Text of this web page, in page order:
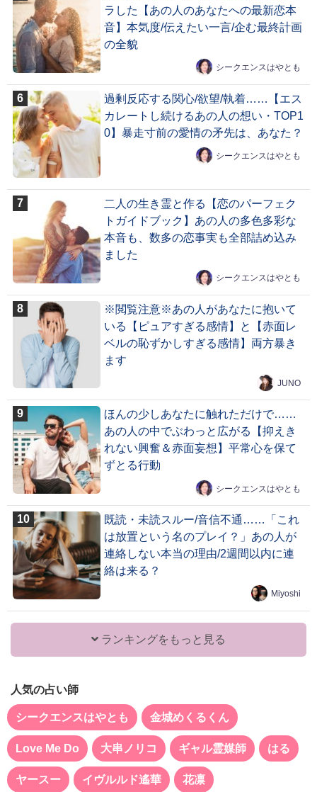
ラした【あの人のあなたへの最新恋本
音】本気度/伝えたい一言/企む最終計画
の全貌
シークエンスはやとも
過剰反応する関心/欲望/執着……【エス
カレートし続けるあの人の想い・TOP1
0】暴走寸前の愛情の矛先は、あなた？
シークエンスはやとも
二人の生き霊と作る【恋のパーフェク
トガイドブック】あの人の多色多彩な
本音も、数多の恋事実も全部詰め込み
ました
シークエンスはやとも
※閲覧注意※あの人があなたに抱いて
いる【ピュアすぎる感情】と【赤面レ
ベルの恥ずかしすぎる感情】両方暴き
ます
JUNO
ほんの少しあなたに触れただけで……
あの人の中でぶわっと広がる【抑えき
れない興奮＆赤面妄想】平常心を保て
ずとる行動
シークエンスはやとも
既読・未読スルー/音信不通……「これ
は放置という名のプレイ？」あの人が
連絡しない本当の理由/2週間以内に連
絡は来る？
Miyoshi
ランキングをもっと見る
人気の占い師
シークエンスはやとも 金城めくるくん
Love Me Do 大串ノリコ ギャル霊媒師 はる
ヤースー イヴルルド遙華 花凛